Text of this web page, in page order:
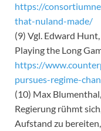
https://
that-nuland-made/
(9) Vgl. Edward
Playing the Long
https://
pursues-regime-
(10) Max
Regierung rühmt
Aufstand zu